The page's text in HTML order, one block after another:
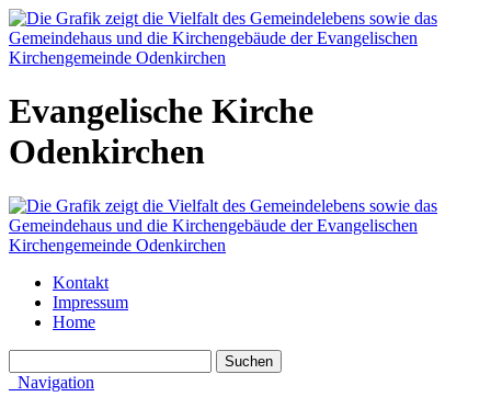
Evangelische Kirche
Odenkirchen
Kontakt
Impressum
Home
Navigation